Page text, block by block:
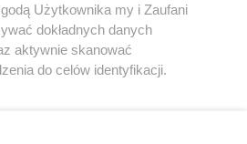
Użytkownika my i Zaufani
dokładnych danych
aktywnie skanować
do celów identyfikacji.